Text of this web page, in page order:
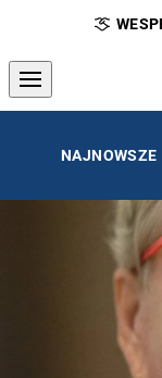
NAJNOWSZE